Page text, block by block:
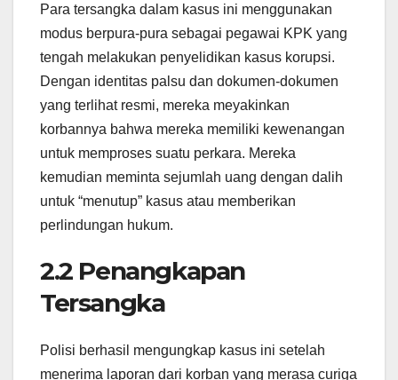
Para tersangka dalam kasus ini menggunakan
modus berpura-pura sebagai pegawai KPK yang
tengah melakukan penyelidikan kasus korupsi.
Dengan identitas palsu dan dokumen-dokumen
yang terlihat resmi, mereka meyakinkan
korbannya bahwa mereka memiliki kewenangan
untuk memproses suatu perkara. Mereka
kemudian meminta sejumlah uang dengan dalih
untuk “menutup” kasus atau memberikan
perlindungan hukum.
2.2 Penangkapan
Tersangka
Polisi berhasil mengungkap kasus ini setelah
menerima laporan dari korban yang merasa curiga